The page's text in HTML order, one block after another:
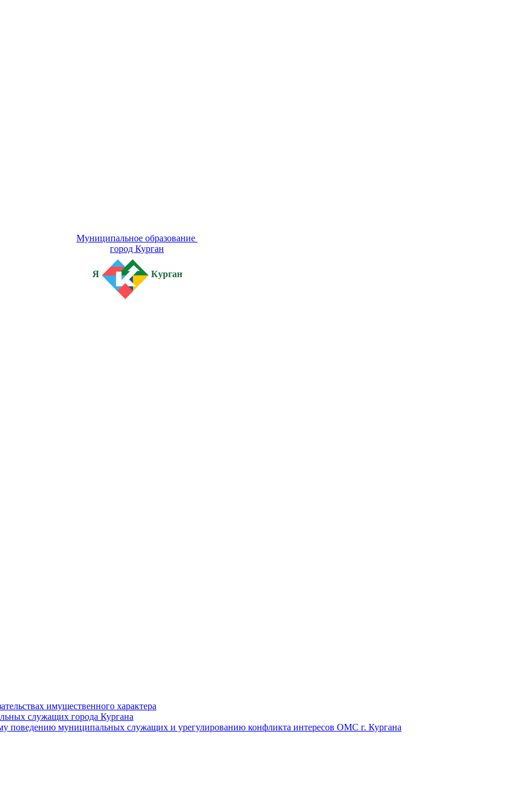
Муниципальное образование
город Курган
Я Курган
имущественного характера
служащих города Кургана
поведению муниципальных служащих и урегулированию конфликта интересов ОМС г. Кургана